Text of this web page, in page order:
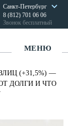
Санкт-Петербург
8 (812) 701 06 06
Звонок бесплатный
МЕНЮ
(+31,5%) —
ДОЛГИ И ЧТО